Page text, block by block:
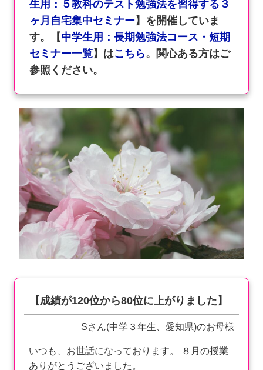
生用：５教科のテスト勉強法を習得する３
ヶ月自宅集中セミナー】を開催していま
す。【中学生用：長期勉強法コース・短期
セミナー一覧】はこちら。関心ある方はご
参照ください。
【成績が120位から80位に上がりました】
Sさん(中学３年生、愛知県)のお母様
いつも、お世話になっております。 ８月の授業
ありがとうございました。